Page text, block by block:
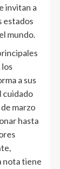
invitan a
estados
mundo.
a sus
cuidado
marzo
hasta
nota tiene